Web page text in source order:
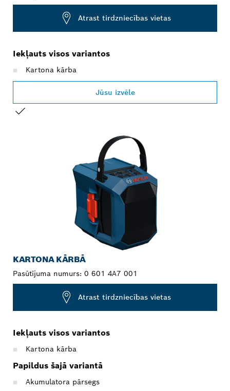
Atrast tirdzniecības vietas
Iekļauts visos variantos
Kartona kārba
Jūsu izvēle
KARTONA KĀRBĀ
Pasūtījuma numurs: 0 601 4A7 001
Atrast tirdzniecības vietas
Iekļauts visos variantos
Kartona kārba
Papildus šajā variantā
Akumulatora pārsegs